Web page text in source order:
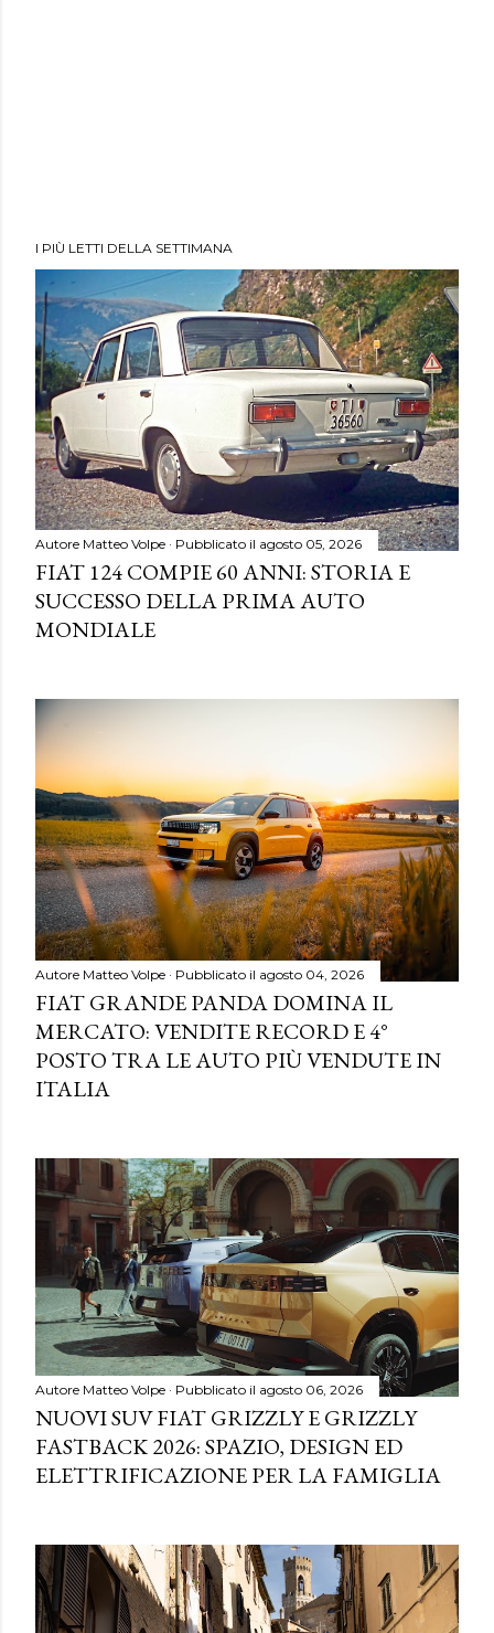
I PIÙ LETTI DELLA SETTIMANA
Autore Matteo Volpe Pubblicato il agosto 05, 2026
FIAT 124 COMPIE 60 ANNI: STORIA E
SUCCESSO DELLA PRIMA AUTO
MONDIALE
Autore Matteo Volpe Pubblicato il agosto 04, 2026
FIAT GRANDE PANDA DOMINA IL
MERCATO: VENDITE RECORD E 4°
POSTO TRA LE AUTO PIÙ VENDUTE IN
ITALIA
Autore Matteo Volpe Pubblicato il agosto 06, 2026
NUOVI SUV FIAT GRIZZLY E GRIZZLY
FASTBACK 2026: SPAZIO, DESIGN ED
ELETTRIFICAZIONE PER LA FAMIGLIA